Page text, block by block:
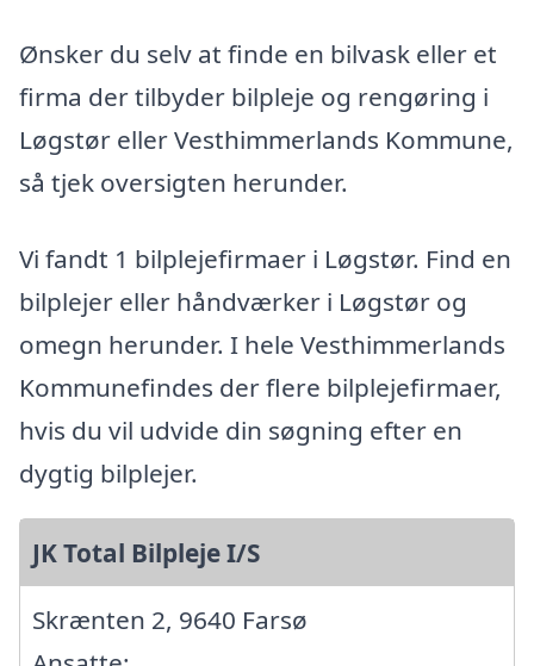
Ønsker du selv at finde en bilvask eller et
firma der tilbyder bilpleje og rengøring i
Løgstør eller Vesthimmerlands Kommune,
så tjek oversigten herunder.
Vi fandt 1 bilplejefirmaer i Løgstør. Find en
bilplejer eller håndværker i Løgstør og
omegn herunder. I hele Vesthimmerlands
Kommunefindes der flere bilplejefirmaer,
hvis du vil udvide din søgning efter en
dygtig bilplejer.
JK Total Bilpleje I/S
Skrænten 2, 9640 Farsø